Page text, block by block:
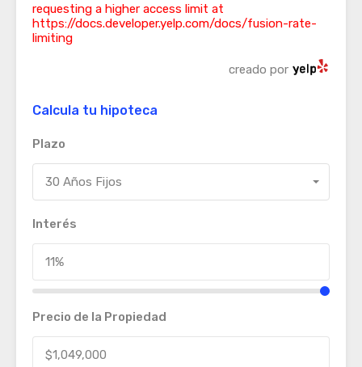
requesting a higher access limit at
https://docs.developer.yelp.com/docs/fusion-rate-
limiting
creado por
Calcula tu hipoteca
Plazo
30 Años Fijos
Interés
Precio de la Propiedad